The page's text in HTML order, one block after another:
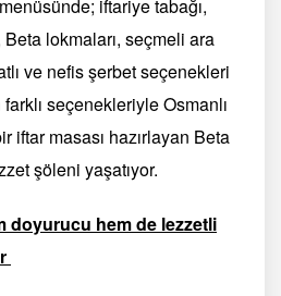
menüsünde; iftariye tabağı,
lokmaları, seçmeli ara
ve nefis şerbet seçenekleri
seçenekleriyle Osmanlı
iftarmasası hazırlayan Beta
şöleni yaşatıyor.
doyurucu hem de lezzetli